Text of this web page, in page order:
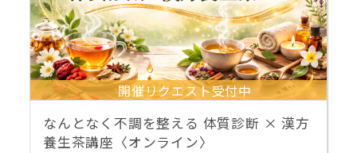
開催リクエスト受付中
なんとなく不調を整える 体質診断 × 漢方
養生茶講座〈オンライン〉